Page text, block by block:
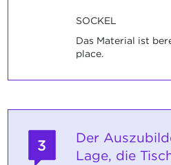
SOCKEL
Das Material ist
place.
3
Der
Lage, die